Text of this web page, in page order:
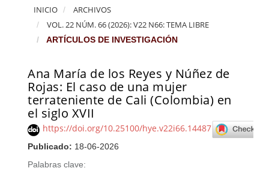
INICIO
ARCHIVOS
VOL. 22 NÚM. 66 (2026): V22 N66: TEMA LIBRE
ARTÍCULOS DE INVESTIGACIÓN
Ana María de los Reyes y Núñez de
Rojas: El caso de una mujer
terrateniente de Cali (Colombia) en
el siglo XVII
https://doi.org/10.25100/hye.v22i66.14487
Publicado: 18-06-2026
Palabras clave:
Barra lateral del artículo